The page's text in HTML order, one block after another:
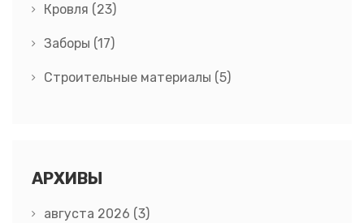
Кровля (23)
Заборы (17)
Строительные материалы (5)
АРХИВЫ
августа 2026 (3)